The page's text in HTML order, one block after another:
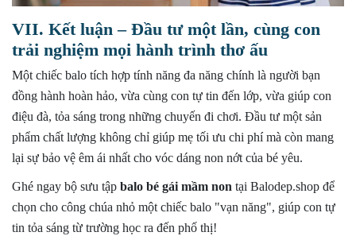
VII. Kết luận – Đầu tư một lần, cùng con
trải nghiệm mọi hành trình thơ ấu
Một chiếc balo tích hợp tính năng đa năng chính là người bạn
đồng hành hoàn hảo, vừa cùng con tự tin đến lớp, vừa giúp con
điệu đà, tỏa sáng trong những chuyến đi chơi. Đầu tư một sản
phẩm chất lượng không chỉ giúp mẹ tối ưu chi phí mà còn mang
lại sự bảo vệ êm ái nhất cho vóc dáng non nớt của bé yêu.
Ghé ngay bộ sưu tập balo bé gái mầm non tại Balodep.shop để
chọn cho công chúa nhỏ một chiếc balo "vạn năng", giúp con tự
tin tỏa sáng từ trường học ra đến phố thị!